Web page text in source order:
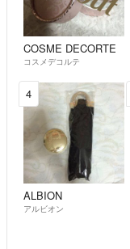
COSME DECORTE
コスメデコルテ
4
ALBION
アルビオン